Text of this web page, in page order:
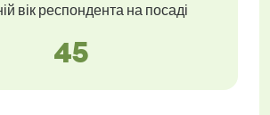
вік респондента на посаді
45